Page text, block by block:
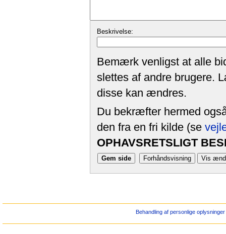
Beskrivelse:
Bemærk venligst at alle
slettes af andre brugere.
disse kan ændres.
Du bekræfter hermed
den fra en fri kilde (se
OPHAVSRETSLIGT
Behandling af personlige oplysninger